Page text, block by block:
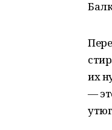
их
—